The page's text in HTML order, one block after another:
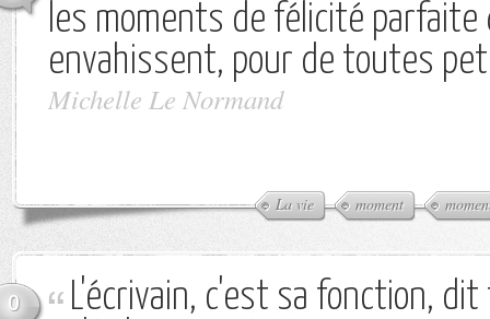
les moments de félicité parfaite
envahissent, pour de toutes
Michelle Le Normand
La vie moment
0
L'écrivain, c'est sa fonction,